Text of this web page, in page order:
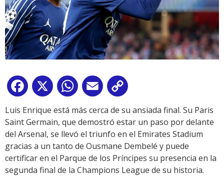
Facebook
X WhatsApp
Email
Link
Luis Enrique está más cerca de su ansiada final. Su Paris
Saint Germain, que demostró estar un paso por delante
del Arsenal, se llevó el triunfo en el Emirates Stadium
gracias a un tanto de Ousmane Dembelé y puede
certificar en el Parque de los Príncipes su presencia en la
segunda final de la Champions League de su historia.